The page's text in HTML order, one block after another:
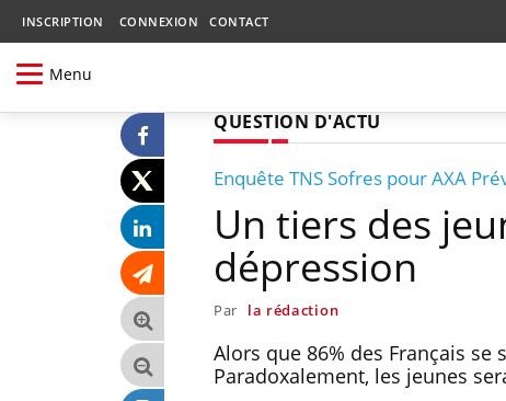
INSCRIPTION CONNEXION CONTACT
Menu
QUESTION D'ACTU
Enquête TNS Sofres pour AXA
Un tiers des
dépression
Par la rédaction
Alors que 86% des Français
Paradoxalement, les jeunes